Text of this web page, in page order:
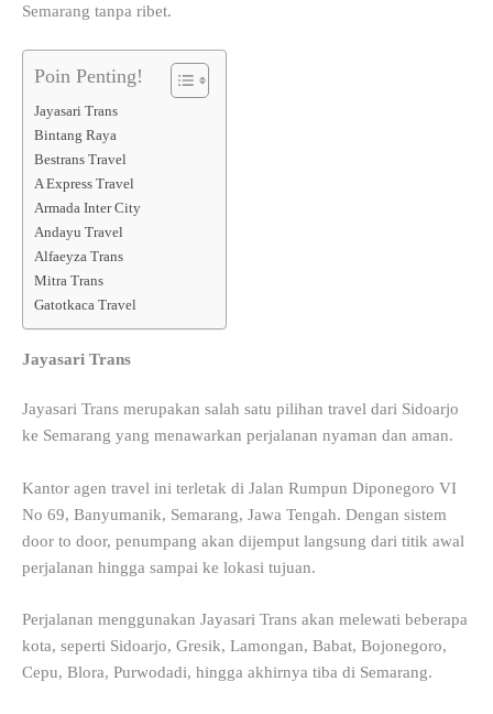
Semarang tanpa ribet.
Poin Penting!
Jayasari Trans
Bintang Raya
Bestrans Travel
A Express Travel
Armada Inter City
Andayu Travel
Alfaeyza Trans
Mitra Trans
Gatotkaca Travel
Jayasari Trans
Jayasari Trans merupakan salah satu pilihan travel dari Sidoarjo
ke Semarang yang menawarkan perjalanan nyaman dan aman.
Kantor agen travel ini terletak di Jalan Rumpun Diponegoro VI
No 69, Banyumanik, Semarang, Jawa Tengah. Dengan sistem
door to door, penumpang akan dijemput langsung dari titik awal
perjalanan hingga sampai ke lokasi tujuan.
Perjalanan menggunakan Jayasari Trans akan melewati beberapa
kota, seperti Sidoarjo, Gresik, Lamongan, Babat, Bojonegoro,
Cepu, Blora, Purwodadi, hingga akhirnya tiba di Semarang.